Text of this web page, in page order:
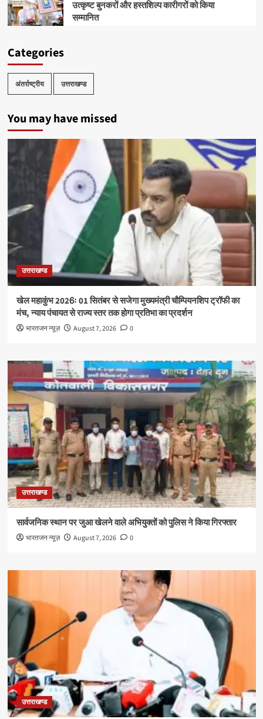
उत्कृष्ट बुनकरों और हस्तशिल्प कारीगरों को किया
सम्मानित
Categories
अंतर्राष्ट्रीय उत्तराखण्ड
You may have missed
उत्तराखण्ड
खेल महाकुंभ 2026ः 01 सितंबर से सजेगा मुख्यमंत्री चौम्पियनशिप ट्रॉफी का
मंच, न्याय पंचायत से राज्य स्तर तक होगा प्रतिभा का प्रदर्शन
भारतजन न्यूज़ August 7, 2026 0
उत्तराखण्ड
सार्वजनिक स्थान पर जुआ खेलने वाले अभियुक्तों को पुलिस ने किया गिरफ्तार
भारतजन न्यूज़ August 7, 2026 0
उत्तराखण्ड